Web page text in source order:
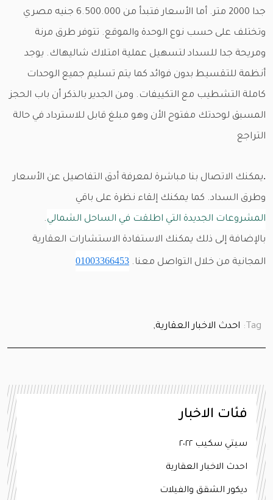
جدا 2000 متر. أما الأسعار فتبدأ من 6.500.000 جنيه مصري
وتختلف على حسب نوع الوحدة والموقع. تتوفر طرق مرنة
ومريحة جدا للسداد لتسهيل عملية امتلاك شاليهاك. يوجد
أنظمة للتقسيط بدون فوائد كما يتم تسليم جميع الوحدات
كاملة التشطيب مع التكييفات. ومن الجدير بالذكر أن باب الحجز
المسبق لوحدتك مفتوح الأن وهو مبلغ قابل للاسترداد في حالة
التراجع
.يمكنك الاتصال بنا مباشرة لمعرفة أدق التفاصيل عن الأسعار
وطرق السداد. كما يمكنك إلقاء نظرة على باقي
المشروعات الجديدة التي اطلقت في الساحل الشمالي.
بالإضافة إلى ذلك يمكنك الاستفادة الاستشارات العقارية
المجانية من خلال التواصل معنا. 01003366453
Tag: احدث الاخبار العقارية,
فئات الاخبار
سيتي سكيب ٢٠٢٢
احدث الاخبار العقارية
ديكور الشقق والفيلات